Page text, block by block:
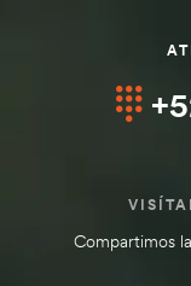
Compartimos